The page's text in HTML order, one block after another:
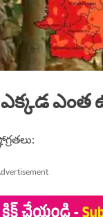
ఎంత